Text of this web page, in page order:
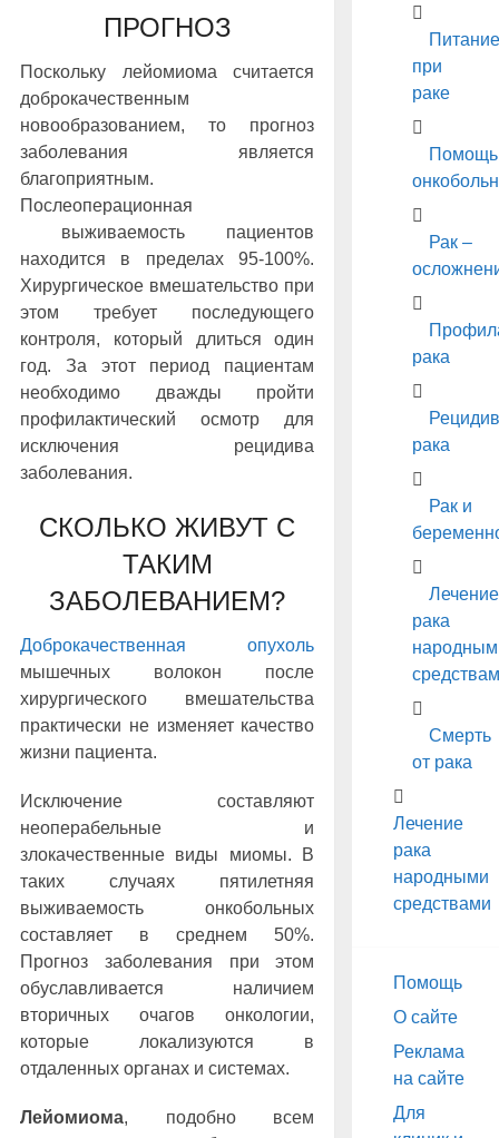
ПРОГНОЗ
Поскольку лейомиома считается
доброкачественным
новообразованием, то прогноз
заболевания является
благоприятным.
Послеоперационная
выживаемость пациентов
находится в пределах 95-100%.
Хирургическое вмешательство при
этом требует последующего
контроля, который длиться один
год. За этот период пациентам
необходимо дважды пройти
профилактический осмотр для
исключения рецидива
заболевания.
СКОЛЬКО ЖИВУТ С
ТАКИМ
ЗАБОЛЕВАНИЕМ?
Доброкачественная опухоль
мышечных волокон после
хирургического вмешательства
практически не изменяет качество
жизни пациента.
Исключение составляют
неоперабельные и
злокачественные виды миомы. В
таких случаях пятилетняя
выживаемость онкобольных
составляет в среднем 50%.
Прогноз заболевания при этом
обуславливается наличием
вторичных очагов онкологии,
которые локализуются в
отдаленных органах и системах.
Лейомиома, подобно всем
Питание
при
раке
Помощь
Рак –
рака
Рецидив
рака
Рак и
Лечение
рака
Смерть
от рака
Лечение
рака
народными
средствами
Помощь
О сайте
Реклама
на сайте
Для